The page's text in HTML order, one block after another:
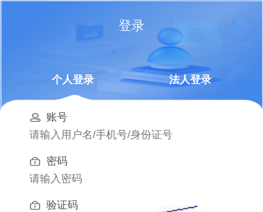
登录
个人登录 法人登录
账号
密码
验证码